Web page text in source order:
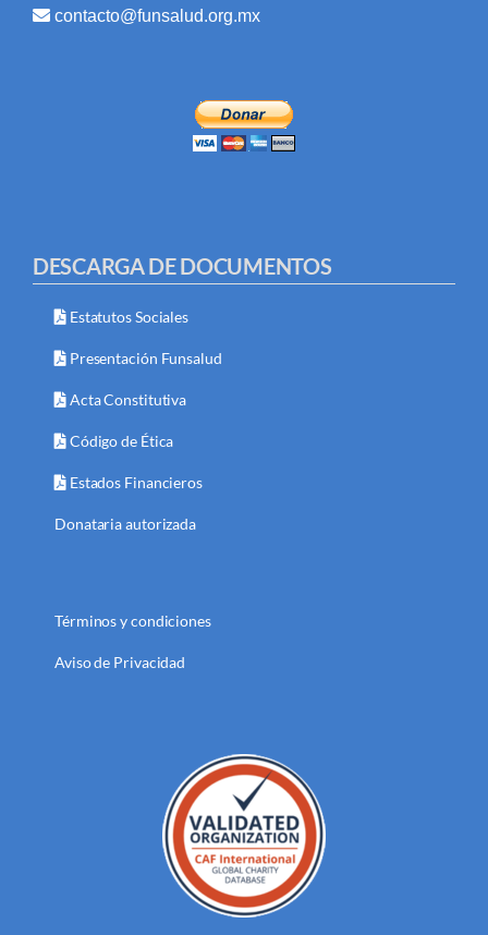
contacto@funsalud.org.mx
DESCARGA DE DOCUMENTOS
Estatutos Sociales
Presentación Funsalud
Acta Constitutiva
Código de Ética
Estados Financieros
Donataria autorizada
Términos y condiciones
Aviso de Privacidad